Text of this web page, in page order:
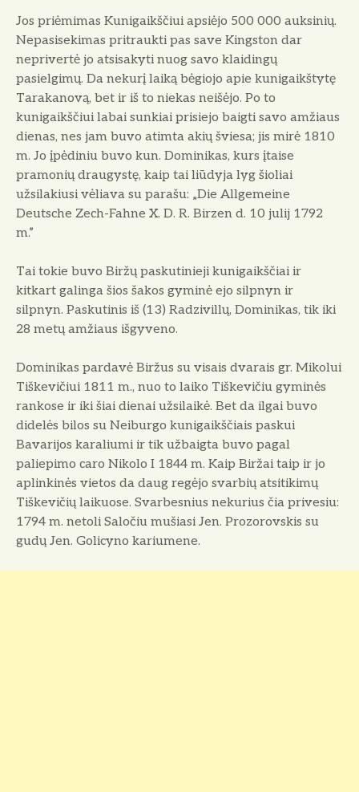
Jos priėmimas Kunigaikščiui apsiėjo 500 000 auksinių.
Nepasisekimas pritraukti pas save Kingston dar
neprivertė jo atsisakyti nuog savo klaidingų
pasielgimų. Da nekurį laiką bėgiojo apie kunigaikštytę
Tarakanovą, bet ir iš to niekas neišėjo. Po to
kunigaikščiui labai sunkiai prisiejo baigti savo amžiaus
dienas, nes jam buvo atimta akių šviesa; jis mirė 1810
m. Jo įpėdiniu buvo kun. Dominikas, kurs įtaise
pramonių draugystę, kaip tai liūdyja lyg šioliai
užsilakiusi vėliava su parašu: „Die Allgemeine
Deutsche Zech-Fahne X. D. R. Birzen d. 10 julij 1792
m.”
Tai tokie buvo Biržų paskutinieji kunigaikščiai ir
kitkart galinga šios šakos gyminė ejo silpnyn ir
silpnyn. Paskutinis iš (13) Radzivillų, Dominikas, tik iki
28 metų amžiaus išgyveno.
Dominikas pardavė Biržus su visais dvarais gr. Mikolui
Tiškevičiui 1811 m., nuo to laiko Tiškevičiu gyminės
rankose ir iki šiai dienai užsilaikė. Bet da ilgai buvo
didelės bilos su Neiburgo kunigaikščiais paskui
Bavarijos karaliumi ir tik užbaigta buvo pagal
paliepimo caro Nikolo I 1844 m. Kaip Biržai taip ir jo
aplinkinės vietos da daug regėjo svarbių atsitikimų
Tiškevičių laikuose. Svarbesnius nekurius čia privesiu:
1794 m. netoli Saločiu mušiasi Jen. Prozorovskis su
gudų Jen. Golicyno kariumene.